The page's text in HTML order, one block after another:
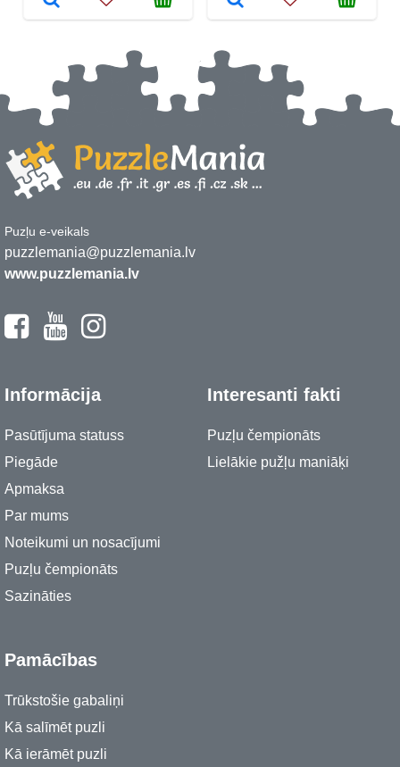
Puzļu e-veikals
puzzlemania@puzzlemania.lv
www.puzzlemania.lv
Informācija
Pasūtījuma statuss
Piegāde
Apmaksa
Par mums
Noteikumi un nosacījumi
Puzļu čempionāts
Sazināties
Interesanti fakti
Puzļu čempionāts
Lielākie pužļu maniāķi
Pamācības
Trūkstošie gabaliņi
Kā salīmēt puzli
Kā ierāmēt puzli